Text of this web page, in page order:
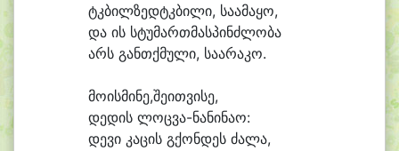
ტკბილზედტკბილი, საამაყო,
და ის სტუმართმასპინძლობა
არს განთქმული, საარაკო.
მოისმინე,შეითვისე,
დედის ლოცვა-ნანინაო:
დევი კაცის გქონდეს ძალა,